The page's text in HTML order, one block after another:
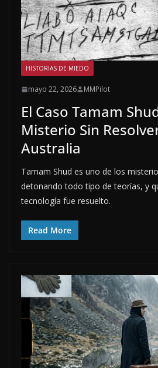
HISTORIAS DE MIEDO
mayo 22, 2026 MMPilot
El Caso Tamam
Misterio Sin
Australia
Tamam Shud es uno de los
detonando todo tipo de teorías, y
tecnología fue resuelto.
Read More